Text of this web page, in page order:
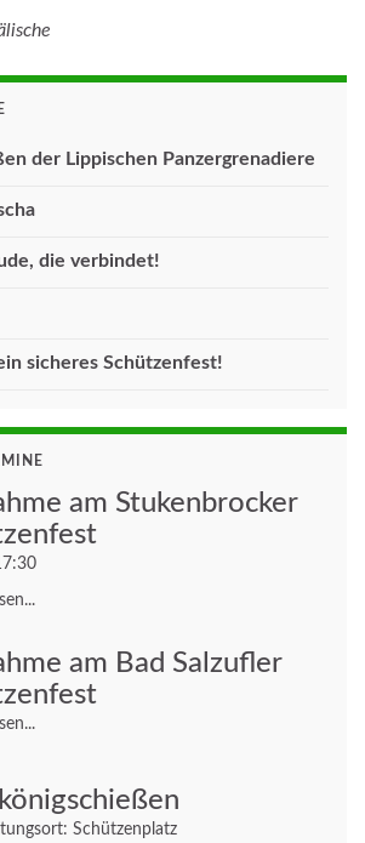
der Lippischen Panzergrenadiere
die verbindet!
sicheres Schützenfest!
am Stukenbrocker
am Bad Salzufler
Schützenplatz